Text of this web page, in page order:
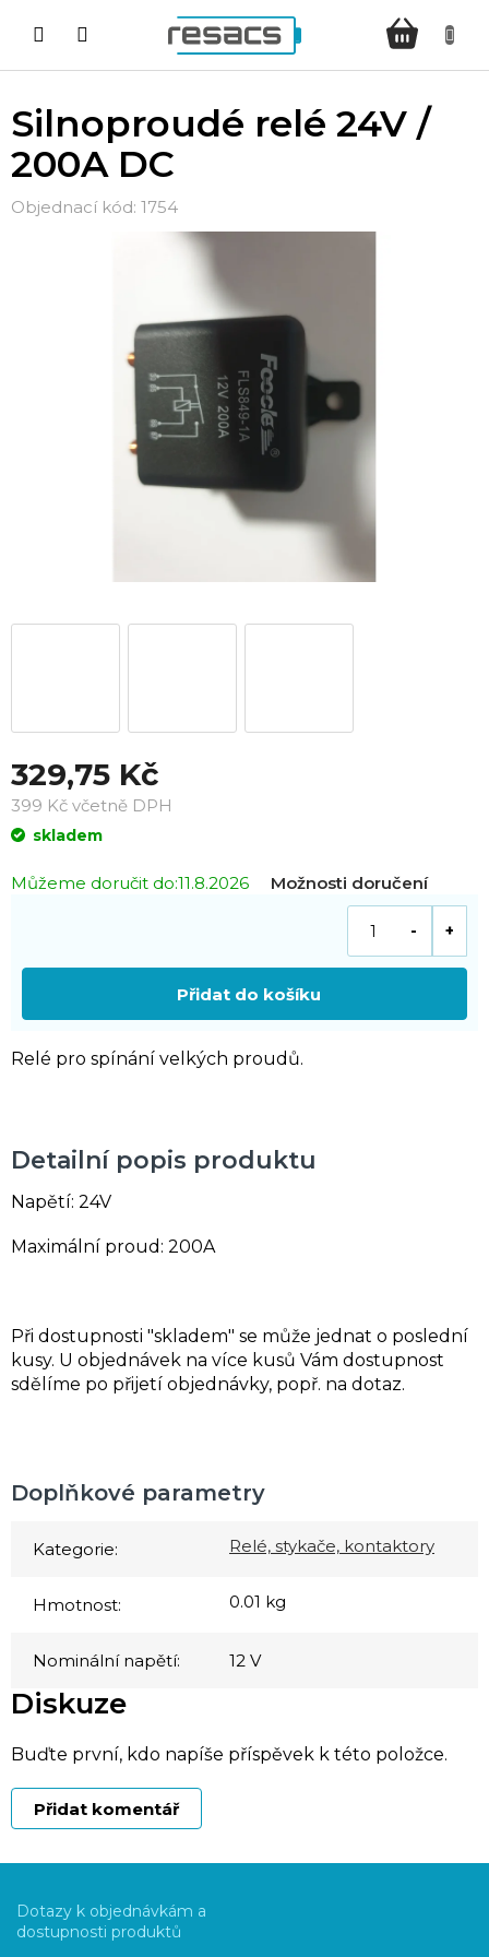
NÁKUPNÍ
KOŠÍK
Silnoproudé relé 24V /
200A DC
1754
329,75 Kč
399 Kč včetně DPH
Měrná
skladem
Můžeme doručit do:11.8.2026 Možnosti doručení
Přidat do košíku
Relé pro spínání velkých proudů.
Detailní popis produktu
Napětí: 24V
Maximální proud: 200A
Při dostupnosti "skladem" se může jednat o poslední
kusy. U objednávek na více kusů Vám dostupnost
sdělíme po přijetí objednávky, popř. na dotaz.
Doplňkové parametry
Kategorie: Relé, stykače, kontaktory
Hmotnost: 0.01 kg
Nominální napětí: 12 V
Diskuze
Buďte první, kdo napíše příspěvek k této položce.
Přidat komentář
p
Dotazy k objednávkám a
dostupnosti produktů